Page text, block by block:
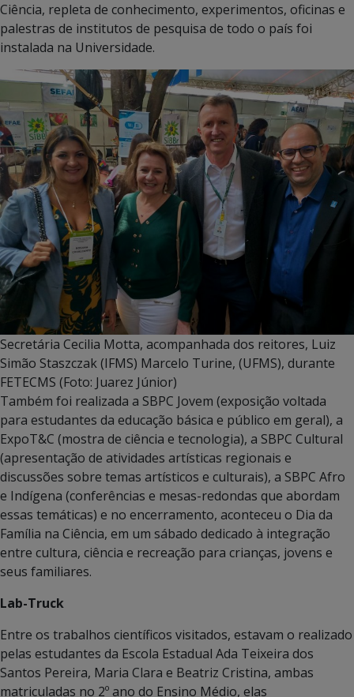
Ciência, repleta de conhecimento, experimentos, oficinas e
palestras de institutos de pesquisa de todo o país foi
instalada na Universidade.
Secretária Cecilia Motta, acompanhada dos reitores, Luiz
Simão Staszczak (IFMS) Marcelo Turine, (UFMS), durante
FETECMS (Foto: Juarez Júnior)
Também foi realizada a SBPC Jovem (exposição voltada
para estudantes da educação básica e público em geral), a
ExpoT&C (mostra de ciência e tecnologia), a SBPC Cultural
(apresentação de atividades artísticas regionais e
discussões sobre temas artísticos e culturais), a SBPC Afro
e Indígena (conferências e mesas-redondas que abordam
essas temáticas) e no encerramento, aconteceu o Dia da
Família na Ciência, em um sábado dedicado à integração
entre cultura, ciência e recreação para crianças, jovens e
seus familiares.
Lab-Truck
Entre os trabalhos científicos visitados, estavam o realizado
pelas estudantes da Escola Estadual Ada Teixeira dos
Santos Pereira, Maria Clara e Beatriz Cristina, ambas
matriculadas no 2º ano do Ensino Médio, elas